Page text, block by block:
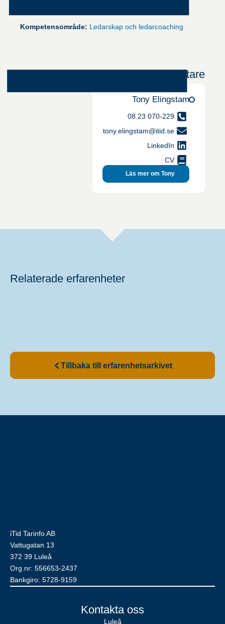
Kompetensområde: Ledarskap och ledarcoaching
Författare
Tony Elingstam
070-229 23 08
tony.elingstam@itid.se
LinkedIn
CV
Läs mer om Tony
Relaterade erfarenheter
Tillbaka till erfarenhetsarkivet
iTid Tarinfo AB
Vattugatan 13
372 39 Luleå
Org.nr: 556653-2437
Bankgiro: 5728-9159
Kontakta oss
Luleå
du surfar ökar du
chansen att få
se personligt